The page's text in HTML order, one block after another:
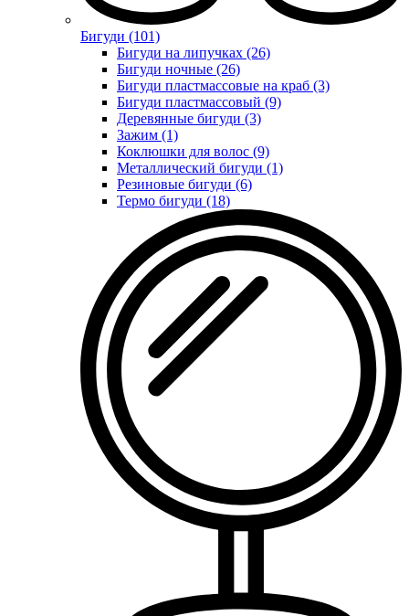
Бигуди (101)
Бигуди на липучках (26)
Бигуди ночные (26)
Бигуди пластмассовые на краб (3)
Бигуди пластмассовый (9)
Деревянные бигуди (3)
Зажим (1)
Коклюшки для волос (9)
Металлический бигуди (1)
Резиновые бигуди (6)
Термо бигуди (18)